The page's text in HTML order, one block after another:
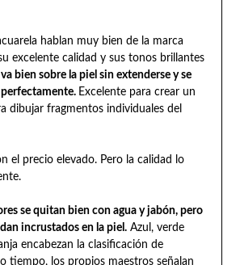
hablan muy bien de la marca
excelente calidad y sus tonos brillantes
va bien sobre la piel sin extenderse y se
Excelente para crear un
dibujar fragmentos individuales del
el precio elevado. Pero la calidad lo
se quitan bien con agua y jabón, pero
incrustados en la piel.Azul, verde
encabezan la clasificación de
tiempo, los propios maestros señalan